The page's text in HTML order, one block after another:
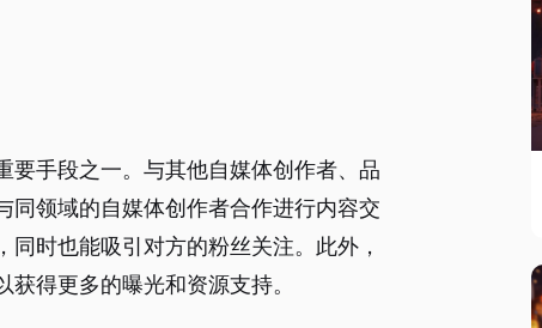
要手段之一。与其他自媒体创作者、品
同领域的自媒体创作者合作进行内容交
时也能吸引对方的粉丝关注。此外，
得更多的曝光和资源支持。